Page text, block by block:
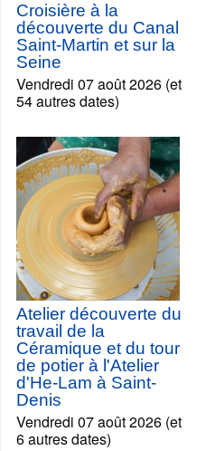
Croisière à la
découverte du Canal
Saint-Martin et sur la
Seine
Vendredi 07 août 2026 (et
54 autres dates)
Atelier découverte du
travail de la
Céramique et du tour
de potier à l'Atelier
d'He-Lam à Saint-
Denis
Vendredi 07 août 2026 (et
6 autres dates)